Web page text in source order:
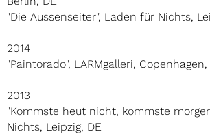
"Die Aussenseiter", Laden für Nichts,
2014
"Paintorado", LARMgalleri, Copenhagen,
2013
"Kommste heut nicht, kommste
Nichts, Leipzig, DE